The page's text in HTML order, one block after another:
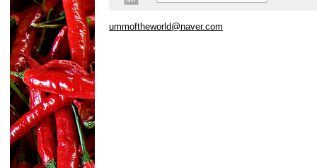
ummoftheworld@naver.com